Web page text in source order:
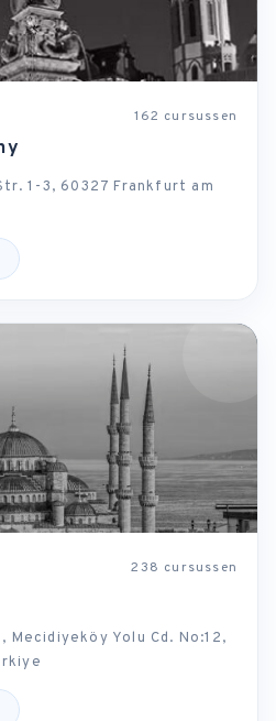
162 cursussen
1-3, 60327 Frankfurt am
238 cursussen
Mecidiyeköy Yolu Cd. No:12,